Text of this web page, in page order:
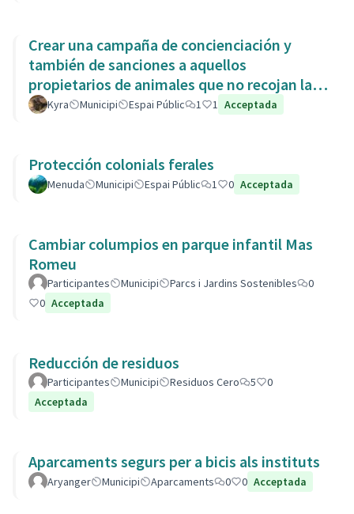
Crear una campaña de concienciación y
también de sanciones a aquellos
propietarios de animales que no recojan las
heces de las aceras. Es responsabili
Kyra Municipi Espai Públic 1 1 Acceptada
Protección colonials ferales
Menuda Municipi Espai Públic 1 0 Acceptada
Cambiar columpios en parque infantil Mas
Romeu
Participantes Municipi Parcs i Jardins Sostenibles
0
0 Acceptada
Reducción de residuos
Participantes Municipi Residuos Cero 5
0
Acceptada
Aparcaments segurs per a bicis als instituts
Aryanger Municipi Aparcaments 0 0 Acceptada